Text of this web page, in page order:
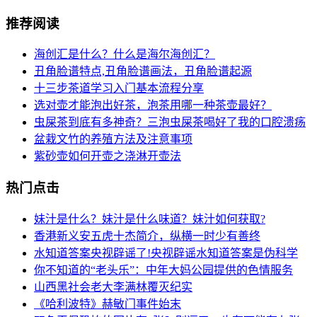
推荐阅读
海创汇是什么？什么是海尔海创汇？
丑角脸谱特点,丑角脸谱画法，丑角脸谱起源
十三步茶道学习入门基本流程分享
选对壶才能泡出好茶，泡茶用哪一种茶壶最好？
虫屎茶到底有多神奇？三泡虫屎茶喝好了我的口腔溃疡
盆栽文竹的养殖方法及注意事项
紫砂壶如何开壶之浇淋开壶法
热门点击
妹汁是什么？妹汁是什么味道？妹汁如何获取?
香港新义安五虎十杰简介，纵横一时少有善终
水知道答案央视辟谣了!央视辟谣水知道答案是伪科学
你不知道的“老头乐”：中年大妈公园提供的色情服务
山西黑社会老大李满林覆灭纪实
《哈利波特》赫敏门事件始末